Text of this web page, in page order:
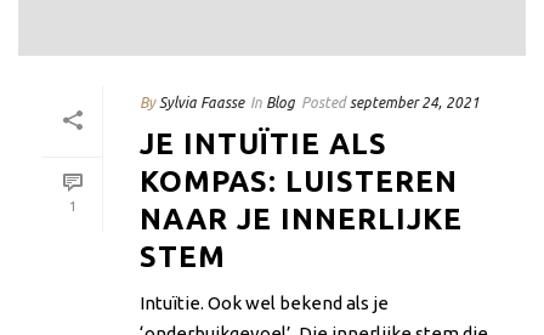
1
By Sylvia Faasse In Blog Posted september 24, 2021
JE INTUÏTIE ALS
KOMPAS: LUISTEREN
NAAR JE INNERLIJKE
STEM
Intuïtie. Ook wel bekend als je